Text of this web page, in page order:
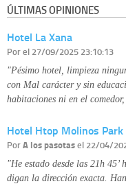
Derechos:tiene derecho a
disponible en nuestra página
Información complementaria:
ÚLTIMAS OPINIONES
Hotel La Xana
Porel 27/09/2025 23:10:13
"Pésimo hotel, limpieza
con Mal carácter y sin
habitaciones ni en el
Hotel Htop Molinos Park
PorA los pasotasel 22/04/
"He estado desde las 21h 45’
digan la dirección exacta.